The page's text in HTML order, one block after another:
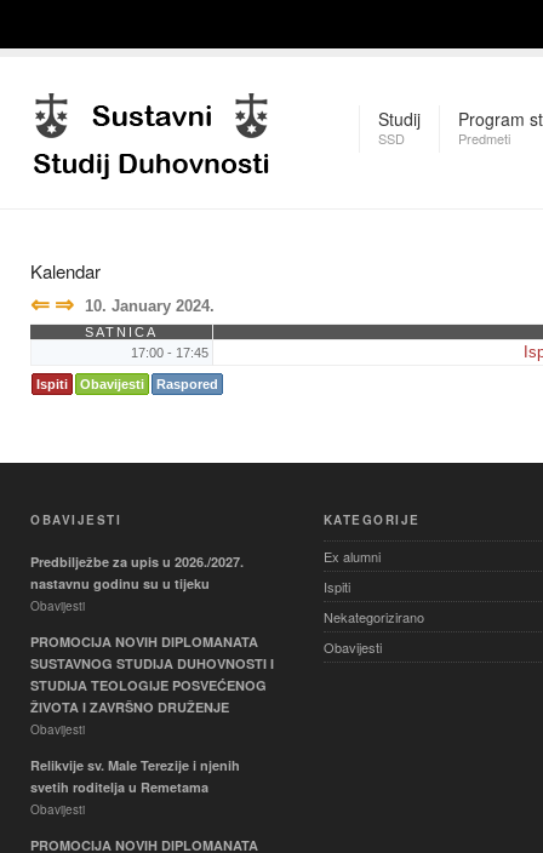
Studij
SSD
Program
Predmeti
Kalendar
⇐ ⇒ 10. January 2024.
SATNICA
17:00 - 17:45
Ispiti Obavijesti Raspored
OBAVIJESTI
Predbilježbe za upis u 2026./2027.
nastavnu godinu su u tijeku
Obavijesti
PROMOCIJA NOVIH DIPLOMANATA
SUSTAVNOG STUDIJA DUHOVNOSTI I
STUDIJA TEOLOGIJE POSVEĆENOG
ŽIVOTA I ZAVRŠNO DRUŽENJE
Obavijesti
Relikvije sv. Male Terezije i njenih
svetih roditelja u Remetama
Obavijesti
PROMOCIJA NOVIH DIPLOMANATA
KATEGORIJE
Ex alumni
Ispiti
Nekategorizirano
Obavijesti